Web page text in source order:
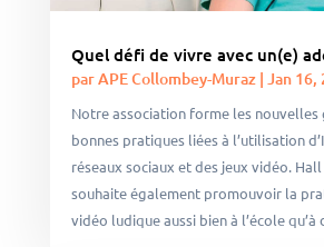
Quel défi de vivre avec un(e)
parAPE Collombey-Muraz| Jan 16,
Notre association forme les nouvelles
bonnes pratiques liées à l’utilisation
réseaux sociaux et des jeux vidéo.
souhaite également promouvoir la
vidéo ludique aussi bien à l’école qu’à